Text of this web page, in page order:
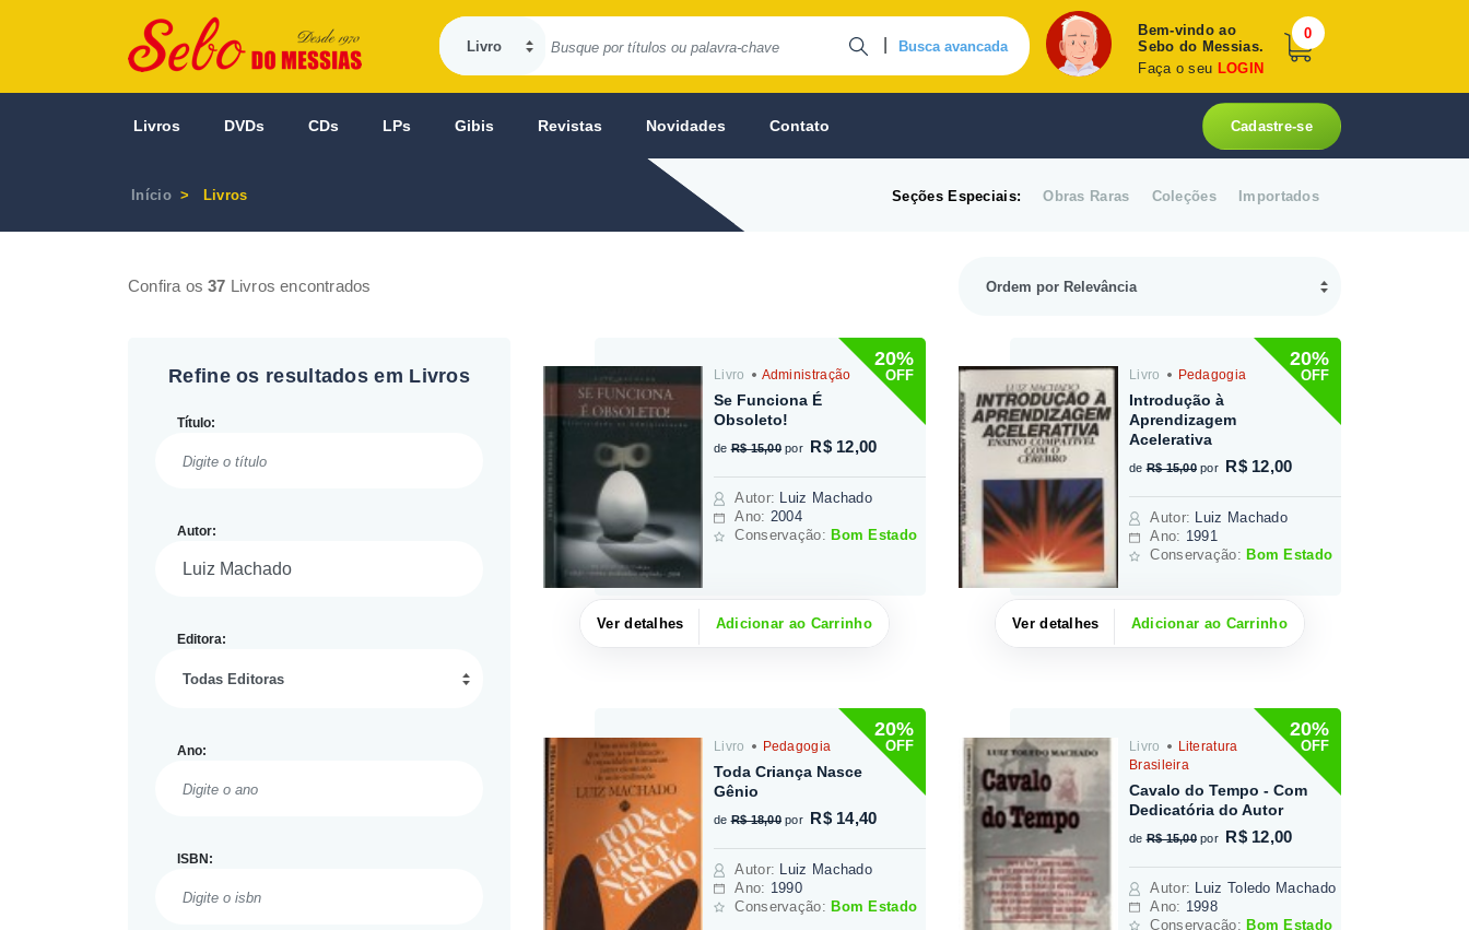
Busca avancada
Bem-vindo ao
Sebo do Messias.
Faça o seu LOGIN
0
Livros DVDs CDs LPs Gibis Revistas Novidades Contato Cadastre-se
Início Livros Seções Especiais: Obras Raras Coleções Importados
Confira os37 Livros encontrados
Refine os resultados em Livros
Título:
Autor:
Editora:
Ano:
ISBN:
20%
OFF
Livro Administração
Se Funciona É
Obsoleto!
de R$ 15,00 por R$ 12,00
Autor: Luiz Machado
Ano: 2004
Conservação: Bom Estado
Ver detalhes Adicionar ao Carrinho
20%
OFF
Livro Pedagogia
Introdução à
Aprendizagem
Acelerativa
de R$ 15,00 por R$ 12,00
Autor: Luiz Machado
Ano: 1991
Conservação: Bom Estado
Ver detalhes Adicionar ao Carrinho
20%
OFF
Livro Pedagogia
Toda Criança Nasce
Gênio
de R$ 18,00 por R$ 14,40
Autor: Luiz Machado
Ano: 1990
Conservação:Bom Estado
20%
OFF
Livro
Literatura
Brasileira
Cavalo do Tempo - Com
Dedicatória do Autor
de R$ 15,00 por R$ 12,00
Autor: Luiz Toledo Machado
Ano: 1998
Conservação:Bom Estado